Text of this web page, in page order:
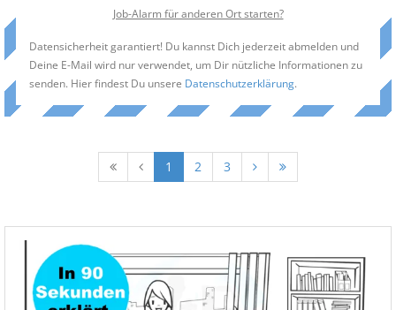
Job-Alarm für anderen Ort starten?
Datensicherheit garantiert! Du kannst Dich jederzeit abmelden und
Deine E-Mail wird nur verwendet, um Dir nützliche Informationen zu
senden. Hier findest Du unsere Datenschutzerklärung.
1 2 3